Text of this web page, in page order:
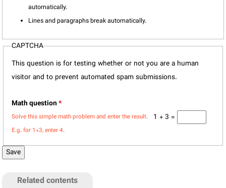
automatically.
Lines and paragraphs break automatically.
CAPTCHA
This question is for testing whether or not you are a human
visitor and to prevent automated spam submissions.
Math question*
1 + 3 =
Solve this simple math problem and enter the result.
E.g. for 1+3, enter 4.
Related contents